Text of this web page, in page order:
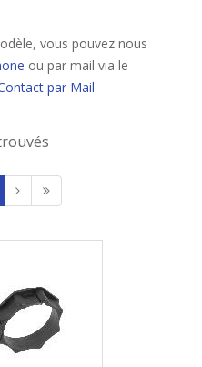
vous pouvez nous
ou par mail via le
par Mail